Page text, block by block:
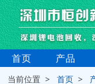
首页 产品
当前位置 >首页 >